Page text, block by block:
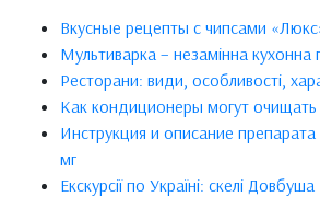
Вкусные рецепты с чипсами
Мультиварка – незамінна кухонна
Ресторани: види, особливості,
Как кондиционеры могут очищать
Инструкция и описание
мг
Екскурсії по Україні: скелі Довбуша